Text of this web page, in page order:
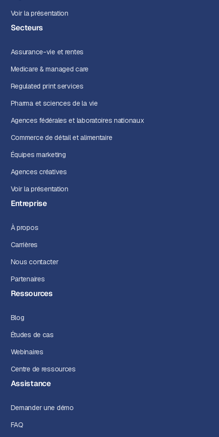
Voir la présentation
Secteurs
Assurance-vie et rentes
Medicare & managed care
Regulated print services
Pharma et sciences de la vie
Agences fédérales et laboratoires nationaux
Commerce de détail et alimentaire
Équipes marketing
Agences créatives
Voir la présentation
Entreprise
À propos
Carrières
Nous contacter
Partenaires
Ressources
Blog
Études de cas
Webinaires
Centre de ressources
Assistance
Demander une démo
FAQ